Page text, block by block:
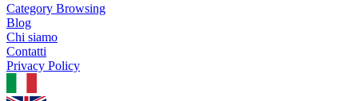
Category Browsing
Blog
Chi siamo
Contatti
Privacy Policy